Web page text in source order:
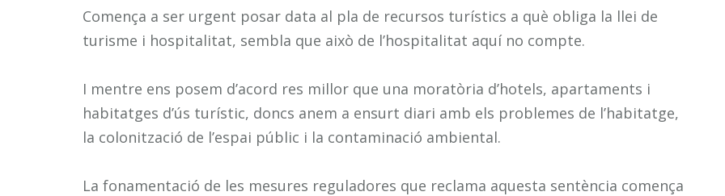
Comença a ser urgent posar data al pla de recursos turístics a què obliga la llei de
turisme i hospitalitat, sembla que això de l’hospitalitat aquí no compte.
I mentre ens posem d’acord res millor que una moratòria d’hotels, apartaments i
habitatges d’ús turístic, doncs anem a ensurt diari amb els problemes de l’habitatge,
la colonització de l’espai públic i la contaminació ambiental.
La fonamentació de les mesures reguladores que reclama aquesta sentència comença